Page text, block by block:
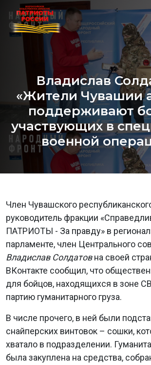
Владислав
«Жители Чувашии
поддерживают
участвующих в
военной
Член Чувашского
руководитель фракции
ПАТРИОТЫ - За правду» в
парламенте, член Центрального
Владислав Солдатовна своей
ВКонтакте сообщил, что
для бойцов, находящихся в зоне
партию гуманитарного груза.
В числе прочего, в ней были
снайперских винтовок – сошки,
хватало в подразделении.
была закуплена на средства,